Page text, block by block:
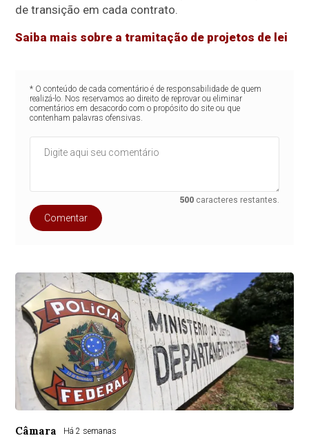
de transição em cada contrato.
Saiba mais sobre a tramitação de projetos de lei
* O conteúdo de cada comentário é de responsabilidade de quem
realizá-lo. Nos reservamos ao direito de reprovar ou eliminar
comentários em desacordo com o propósito do site ou que
contenham palavras ofensivas.
500 caracteres restantes.
Comentar
Câmara Há 2 semanas